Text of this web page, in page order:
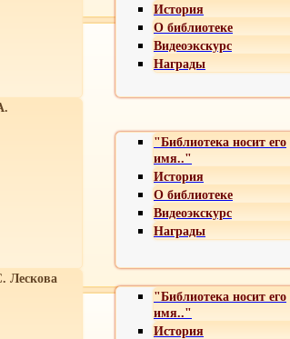
История
О библиотеке
Видеоэкскурс
Награды
"Библиотека носит его
имя.."
История
О библиотеке
Видеоэкскурс
Награды
Лескова
"Библиотека носит его
имя.."
История